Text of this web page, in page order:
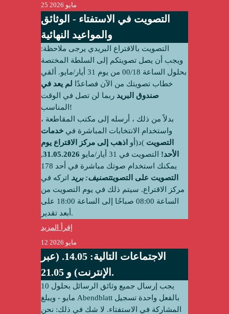
25 مايو 2026
التصويت في الاستفتاء - الوثائق
والمواعيد النهائية
التصويت بالاقتراع البريدي يرجى ملاحظة:
ويجب أن يصل تصويتكم إلى السلطة المختصة
بحلول الساعة 00/18 من يوم 31 أيار/مايو. ألقي
خطاب تصويتك من الآن فصاعدًا لم يعد في
صندوق البريد ربما لن تصل في الوقت
المناسب!
بدلاً من ذلك ، أرسله إلى مكتب المقاطعة ،
واستخدام الانتخابات المباشرة فيخدمات
التصويت )د(أو اذهب إلى مركز الاقتراع يوم
الأحد! التصويت في 31 أيار/مايو 31.05.2026
,
يمكنك استخدام صوتك مباشرة في أحد 178
التصويت على التصويتتصنيف: بريد اتركه في
مركز الاقتراع. سيتم ذلك في يوم التصويت من
الساعة 08:00 صباحًا إلى الساعة 18:00 على
أبعد تقدير.
إقرأ المزيد
12 مايو 2026
الاجتماعات التالية: 14.05. (عبر
الإنترنت) و 21.05.
يجب إرسال جميع وثائق الرسائل بحلول 10
مايو - ويبلغ Abendblatt بالفعل واحدةتسجيل
المشاركة في الاستفتاء. لا شك في ذلك: نحن